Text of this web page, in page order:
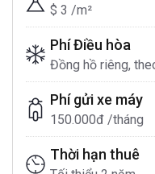
$ 3 /m²
Phí Điều hòa
Đồng hồ riêng,
Phí gửi xe máy
150.000đ /tháng
Thời hạn thuê